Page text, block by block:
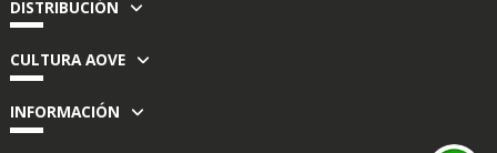
DISTRIBUCIÓN
CULTURA AOVE
INFORMACIÓN